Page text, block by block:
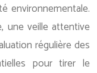
environnementale.
une veille attentive
régulière des
pour tirer le